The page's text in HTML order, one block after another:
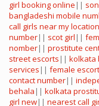
girl booking online ||
bangladeshi mobile
call girls near my location
number|| scot girl ||
nomber|| prostitute
street escorts || kolkata
services || female
contact number||
behala || kolkata
girl new|| nearest call